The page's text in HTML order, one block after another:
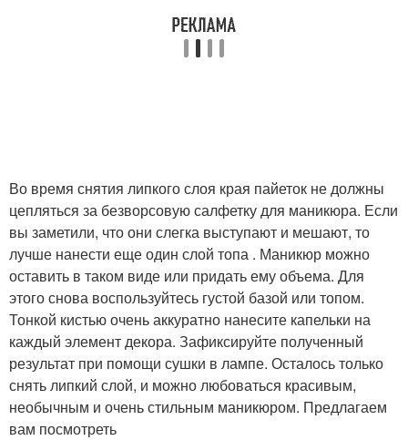
Во время снятия липкого слоя края пайеток не должны
цепляться за безворсовую салфетку для маникюра. Если
вы заметили, что они слегка выступают и мешают, то
лучше нанести еще один слой топа . Маникюр можно
оставить в таком виде или придать ему объема. Для
этого снова воспользуйтесь густой базой или топом.
Тонкой кистью очень аккуратно нанесите капельки на
каждый элемент декора. Зафиксируйте полученный
результат при помощи сушки в лампе. Осталось только
снять липкий слой, и можно любоваться красивым,
необычным и очень стильным маникюром. Предлагаем
вам посмотреть